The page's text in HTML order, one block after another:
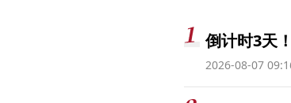
倒计时3天
2026-08-07